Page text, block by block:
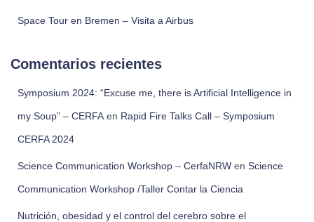
Space Tour en Bremen – Visita a Airbus
Comentarios recientes
Symposium 2024: “Excuse me, there is Artificial Intelligence in
my Soup” – CERFA en Rapid Fire Talks Call – Symposium
CERFA 2024
Science Communication Workshop – CerfaNRW en Science
Communication Workshop /Taller Contar la Ciencia
Nutrición, obesidad y el control del cerebro sobre el